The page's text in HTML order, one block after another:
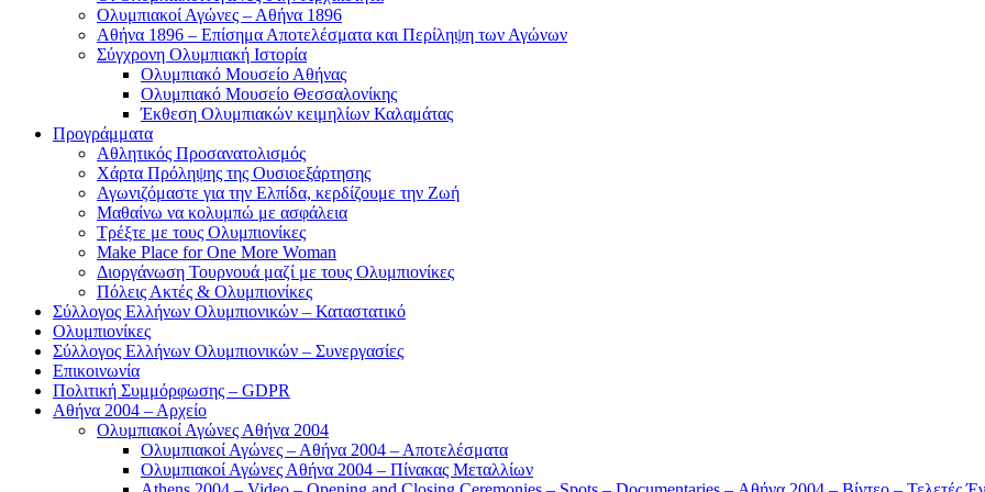
Ολυμπιακοί Αγώνες – Αθήνα 1896
Αθήνα 1896 – Επίσημα Αποτελέσματα και Περίληψη των Αγώνων
Σύγχρονη Ολυμπιακή Ιστορία
Ολυμπιακό Μουσείο Αθήνας
Ολυμπιακό Μουσείο Θεσσαλονίκης
Έκθεση Ολυμπιακών κειμηλίων Καλαμάτας
Προγράμματα
Αθλητικός Προσανατολισμός
Χάρτα Πρόληψης της Ουσιοεξάρτησης
Αγωνιζόμαστε για την Ελπίδα, κερδίζουμε την Ζωή
Μαθαίνω να κολυμπώ με ασφάλεια
Τρέξτε με τους Ολυμπιονίκες
Make Place for One More Woman
Διοργάνωση Τουρνουά μαζί με τους Ολυμπιονίκες
Πόλεις Ακτές & Ολυμπιονίκες
Σύλλογος Ελλήνων Ολυμπιονικών – Καταστατικό
Ολυμπιονίκες
Σύλλογος Ελλήνων Ολυμπιονικών – Συνεργασίες
Επικοινωνία
Πολιτική Συμμόρφωσης – GDPR
Αθήνα 2004 – Αρχείο
Ολυμπιακοί Αγώνες Αθήνα 2004
Ολυμπιακοί Αγώνες – Αθήνα 2004 – Αποτελέσματα
Ολυμπιακοί Αγώνες Αθήνα 2004 – Πίνακας Μεταλλίων